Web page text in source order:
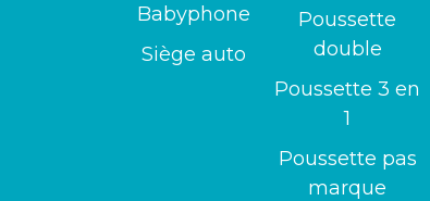
Babyphone
Siège auto
Poussette
double
Poussette 3 en
1
Poussette pas
marque